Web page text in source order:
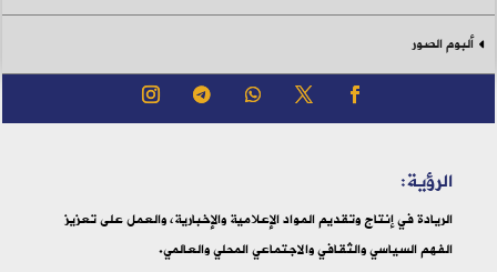
الرؤية:
الريادة في إنتاج وتقديم المواد الإعلامية والإخبارية، والعمل على تعزيز
الفهم السياسي والثقافي والاجتماعي المحلي والعالمي.
ألبوم الصور